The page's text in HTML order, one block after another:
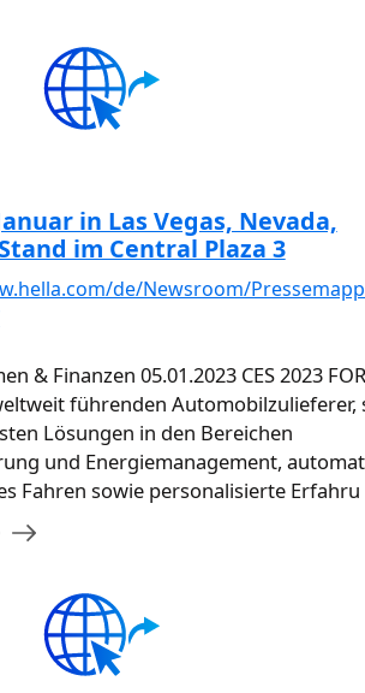
in Las Vegas, Nevada,
im Central Plaza 3
de/Newsroom/
& Finanzen 05.01.2023 CES 2023
führenden Automobilzulieferer,
Lösungen in den Bereichen
und Energiemanagement,
Fahren sowie personalisierte Erfahru